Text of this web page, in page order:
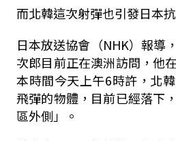
而北韓這次射彈也引發日本
日本放送協會（NHK）報導
次郎目前正在澳洲訪問，他
本時間今天上午6時許，北
飛彈的物體，目前已經落下
區外側」。